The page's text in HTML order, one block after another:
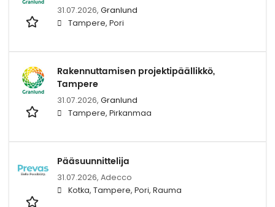
31.07.2026, Granlund
Tampere, Pori
Rakennuttamisen projektipäällikkö,
Tampere
31.07.2026, Granlund
Tampere, Pirkanmaa
Pääsuunnittelija
31.07.2026, Adecco
Kotka, Tampere, Pori, Rauma